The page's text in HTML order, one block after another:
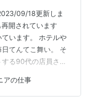
09/18更新しま
開されています
います。 ホテルや
てんてこ舞い。 そ
る90代の店員さん
店員 人財不足 いく
90代のマック店員
アの仕事